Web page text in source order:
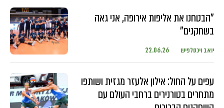
"הבטחנו את אליפות אירופה, אני גאה
בשחקנים"
יואב ויכסלפיש 22.06.26
עפים על החול: אילון אלעזר מגזית ושותפו
מתחרים בטורנירים ברחבי העולם עם